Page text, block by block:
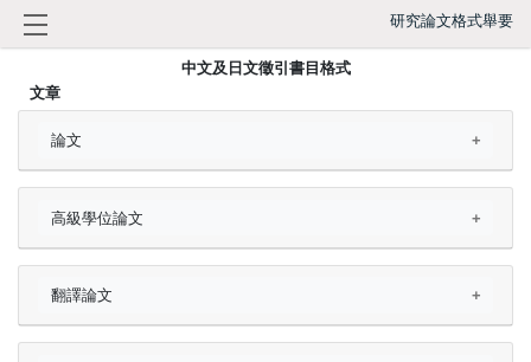
研究論文格式舉要
中文及日文徵引書目格式
文章
論文
高級學位論文
翻譯論文